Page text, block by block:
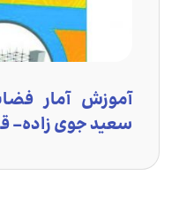
آموزش آمار
سعید جوی زاده-